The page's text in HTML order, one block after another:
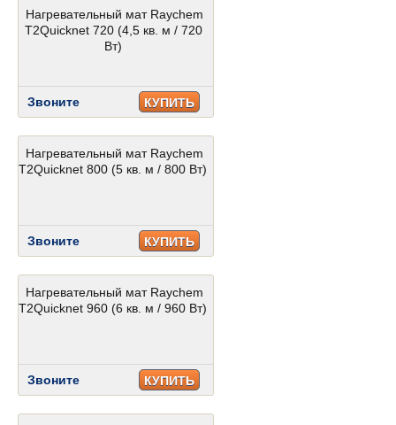
Нагревательный мат Raychem
T2Quicknet 720 (4,5 кв. м / 720
Вт)
Звоните КУПИТЬ
Нагревательный мат Raychem
T2Quicknet 800 (5 кв. м / 800 Вт)
Звоните КУПИТЬ
Нагревательный мат Raychem
T2Quicknet 960 (6 кв. м / 960 Вт)
Звоните КУПИТЬ